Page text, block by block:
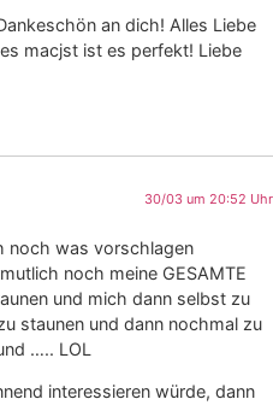
an dich! Alles Liebe
macjst ist es perfekt! Liebe
30/03 um 20:52 Uhr
noch was vorschlagen
noch meine GESAMTE
und mich dann selbst zu
staunen und dann nochmal zu
….. LOL
interessieren würde, dann